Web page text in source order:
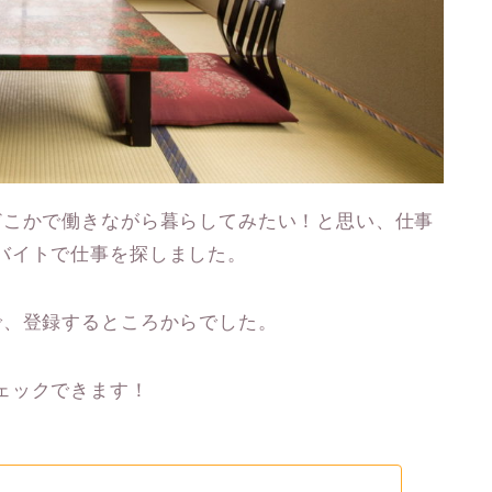
かで働きながら暮らしてみたい！と思い、仕事
トで仕事を探しました。
登録するところからでした。
クできます！